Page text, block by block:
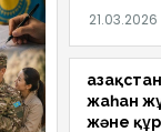
жаһан
және